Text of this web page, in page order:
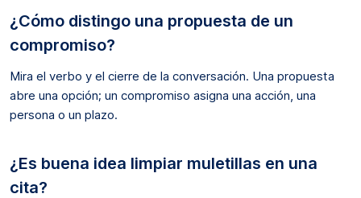
¿Cómo distingo una propuesta de un
compromiso?
Mira el verbo y el cierre de la conversación. Una propuesta
abre una opción; un compromiso asigna una acción, una
persona o un plazo.
¿Es buena idea limpiar muletillas en una
cita?